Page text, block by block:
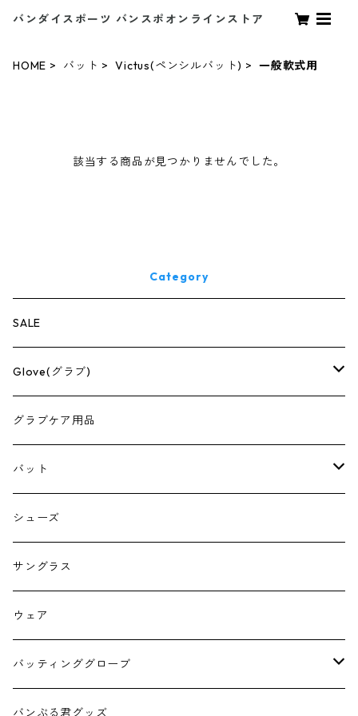
バンダイスポーツ バンスポオンラインストア
HOME バット Victus(ペンシルバット) 一般軟式用
該当する商品が見つかりませんでした。
Category
SALE
Glove(グラブ)
型付け済み
ミズノ(MIZUNO)
ZETT(ゼット)
SSK(エスエスケイ)
Wilson(ウイルソン)
Rawlings(ローリングス)
久保田スラッガー
グラブケア用品
バット
marucci(マルーチ) ワニクラッシャー
一般軟式用
少年軟式用
Victus(ペンシルバット)
一般軟式用
少年軟式用
シューズ
サングラス
ウェア
バッティンググローブ
ミズノ
バンぶる君グッズ